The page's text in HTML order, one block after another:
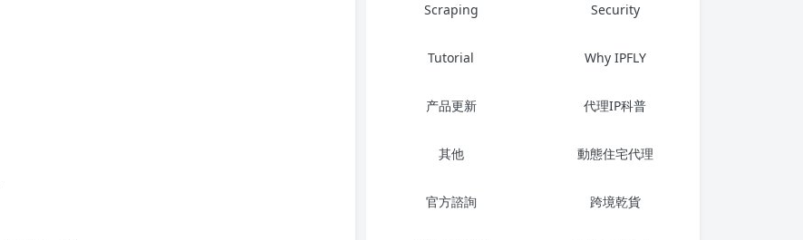
Scraping Security
Tutorial Why IPFLY
产品更新 代理IP科普
其他 動態住宅代理
官方諮詢 跨境乾貨